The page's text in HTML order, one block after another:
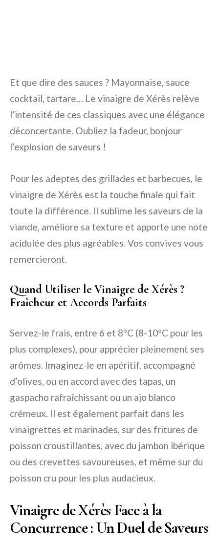
Et que dire des sauces ? Mayonnaise, sauce
cocktail, tartare… Le vinaigre de Xérès relève
l’intensité de ces classiques avec une élégance
déconcertante. Oubliez la fadeur, bonjour
l’explosion de saveurs !
Pour les adeptes des grillades et barbecues, le
vinaigre de Xérès est la touche finale qui fait
toute la différence. Il sublime les saveurs de la
viande, améliore sa texture et apporte une note
acidulée des plus agréables. Vos convives vous
remercieront.
Quand Utiliser le Vinaigre de Xérès ?
Fraîcheur et Accords Parfaits
Servez-le frais, entre 6 et 8°C (8-10°C pour les
plus complexes), pour apprécier pleinement ses
arômes. Imaginez-le en apéritif, accompagné
d’olives, ou en accord avec des tapas, un
gaspacho rafraîchissant ou un ajo blanco
crémeux. Il est également parfait dans les
vinaigrettes et marinades, sur des fritures de
poisson croustillantes, avec du jambon ibérique
ou des crevettes savoureuses, et même sur du
poisson cru pour les plus audacieux.
Vinaigre de Xérès Face à la
Concurrence : Un Duel de Saveurs